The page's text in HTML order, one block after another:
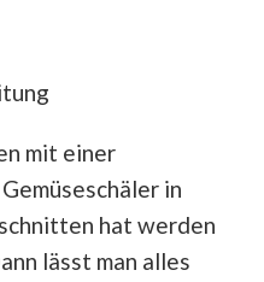
mit einer
in
hat werden
lässt man alles